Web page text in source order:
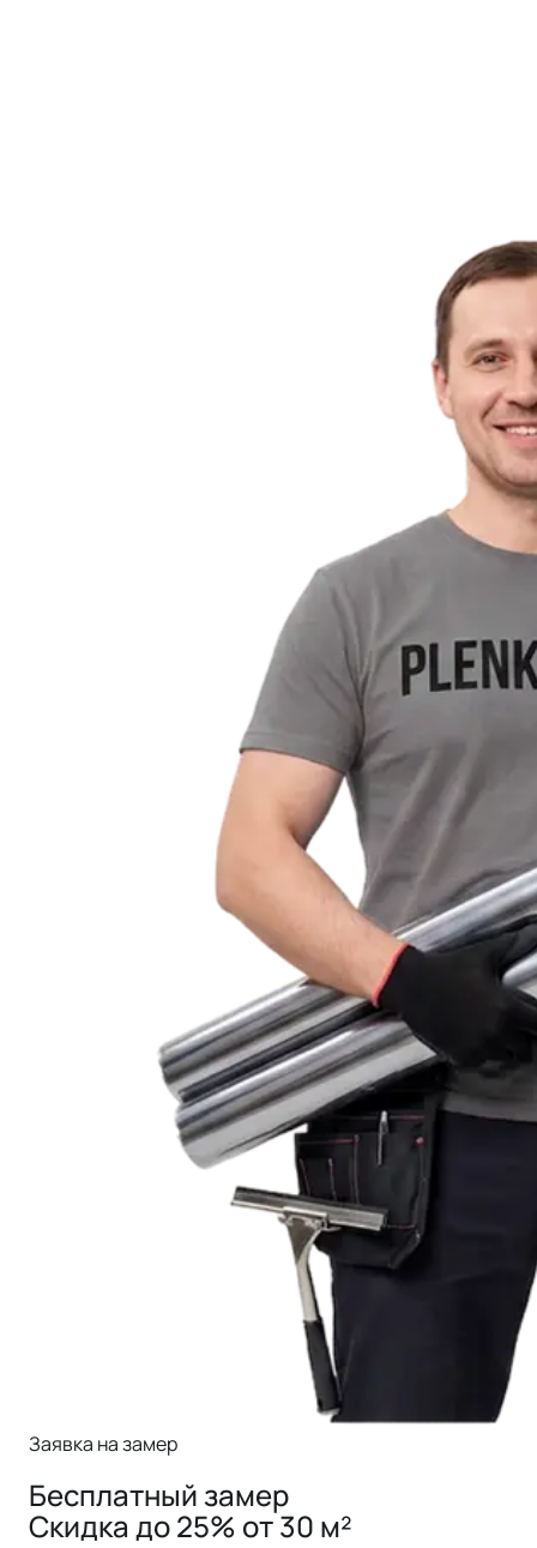
Заявка на замер
Бесплатный замер
Скидка до 25% от 30 м²